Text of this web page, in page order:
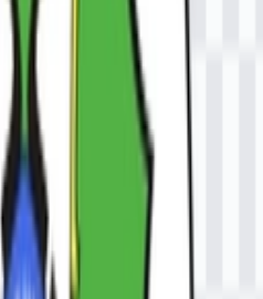
tersedia?
dan SVG.
di Indonesia yang menawarkan
pascasarjana di berbagai disiplin
tampak khas secara